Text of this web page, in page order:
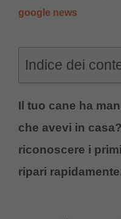
google news
Indice dei
Il tuo cane ha
che avevi in
riconoscere i
ripari